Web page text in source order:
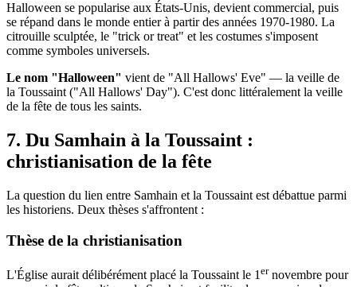
Halloween se popularise aux États-Unis, devient commercial, puis
se répand dans le monde entier à partir des années 1970-1980. La
citrouille sculptée, le "trick or treat" et les costumes s'imposent
comme symboles universels.
Le nom "Halloween" vient de "All Hallows' Eve" — la veille de
la Toussaint ("All Hallows' Day"). C'est donc littéralement la veille
de la fête de tous les saints.
7. Du Samhain à la Toussaint :
christianisation de la fête
La question du lien entre Samhain et la Toussaint est débattue parmi
les historiens. Deux thèses s'affrontent :
Thèse de la christianisation
L'Église aurait délibérément placé la Toussaint le 1 ernovembre pour